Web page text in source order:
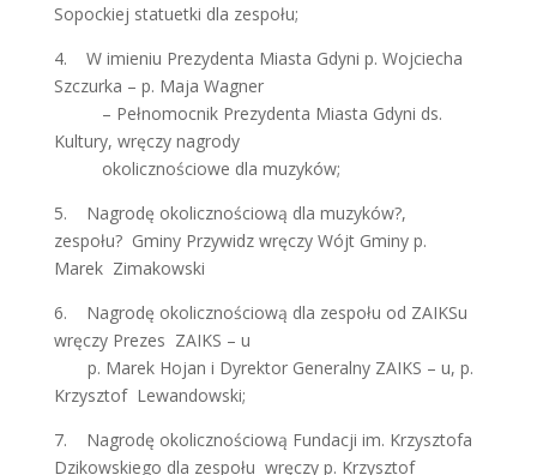
Sopockiej statuetki dla zespołu;
4. W imieniu Prezydenta Miasta Gdyni p. Wojciecha
Szczurka – p. Maja Wagner
– Pełnomocnik Prezydenta Miasta Gdyni ds.
Kultury, wręczy nagrody
okolicznościowe dla muzyków;
5. Nagrodę okolicznościową dla muzyków?,
zespołu? Gminy Przywidz wręczy Wójt Gminy p.
Marek Zimakowski
6. Nagrodę okolicznościową dla zespołu od ZAIKSu
wręczy Prezes ZAIKS – u
p. Marek Hojan i Dyrektor Generalny ZAIKS – u, p.
Krzysztof Lewandowski;
7. Nagrodę okolicznościową Fundacji im. Krzysztofa
Dzikowskiego dla zespołu wręczy p. Krzysztof